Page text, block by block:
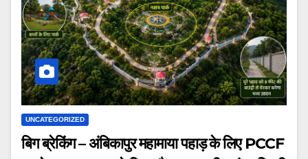
UNCATEGORIZED
बिग ब्रेकिंग – अंबिकापुर महामाया पहाड़ के लिए PCCF